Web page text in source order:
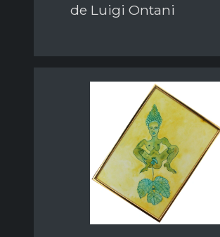
de Luigi Ontani